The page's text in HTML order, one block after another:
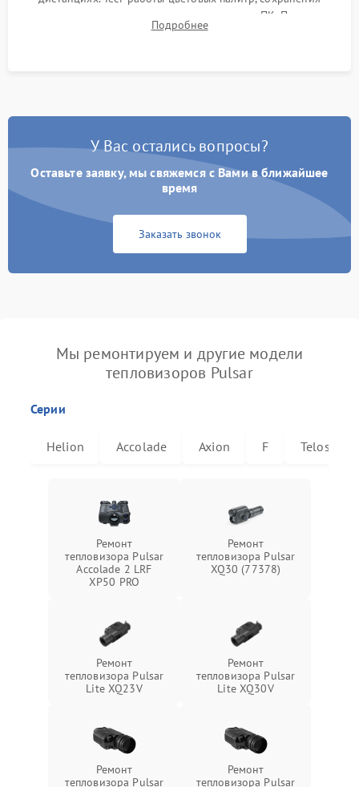
термограмм в память и передачи данных на ПК. Проверка
автономности работы и итоговый контроль качества.
Подробнее
У Вас остались вопросы?
Оставьте заявку, мы свяжемся с Вами в ближайшее
время
Заказать звонок
Мы ремонтируем и другие модели
тепловизоров Pulsar
Серии
Helion Accolade Axion F Telos
Ремонт
тепловизора Pulsar
Accolade 2 LRF
XP50 PRO
Ремонт
тепловизора Pulsar
XQ30 (77378)
Ремонт
тепловизора Pulsar
Lite XQ23V
Ремонт
тепловизора Pulsar
Lite XQ30V
Ремонт
тепловизора Pulsar
Ремонт
тепловизора Pulsar